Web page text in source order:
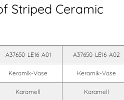
Striped Ceramic
A37650-LE16-A01 A37650-LE16-A02
Keramik-Vase Keramik-Vase
Karamell Karamell